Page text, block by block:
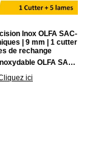
Inox OLFA SAC-
| 9 mm | 1 cutter
de rechange
Cutter Acier inoxydable OLFA SAC-1 | Cutter professionnel ultra-mince avec lame pointue 30° spécial petites découpes et travail de précision | 9 mm | Lames de rechange.
ici